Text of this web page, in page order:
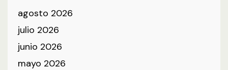
agosto 2026
julio 2026
junio 2026
mayo 2026